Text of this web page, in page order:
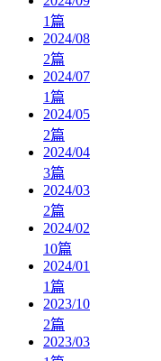
1篇
2024/08
2篇
2024/07
1篇
2024/05
2篇
2024/04
3篇
2024/03
2篇
2024/02
10篇
2024/01
1篇
2023/10
2篇
2023/03